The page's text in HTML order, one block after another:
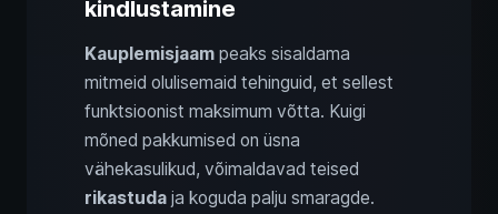
kindlustamine
Kauplemisjaam peaks sisaldama
mitmeid olulisemaid tehinguid, et sellest
funktsioonist maksimum võtta. Kuigi
mõned pakkumised on üsna
vähekasulikud, võimaldavad teised
rikastuda ja koguda palju smaragde.